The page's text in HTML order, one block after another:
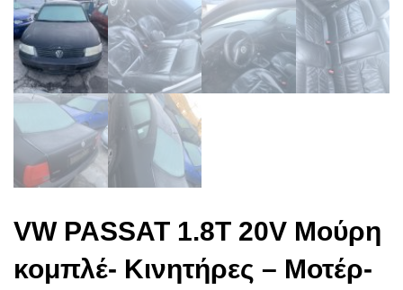
VW PASSAT 1.8T 20V Μούρη
κομπλέ- Κινητήρες – Μοτέρ-